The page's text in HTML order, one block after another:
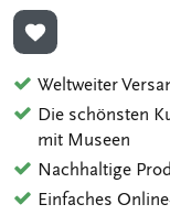
ZUR
Weltweiter
Die schönsten
mit Museen
Nachhaltige
Einfaches